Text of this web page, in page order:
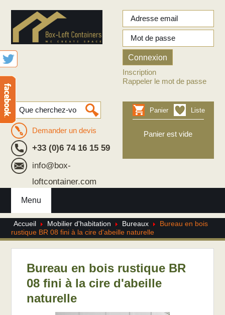
Inscription
Rappeler le mot de passe
Demander un devis
+33 (0)6 74 16 15 59
info@box-
loftcontainer.com
Panier Liste
Panier est vide
Menu
Accueil Mobilier d'habitation Bureaux
Bureau en bois
rustique BR 08 fini à la cire d'abeille naturelle
Bureau en bois rustique BR
08 fini à la cire d'abeille
naturelle